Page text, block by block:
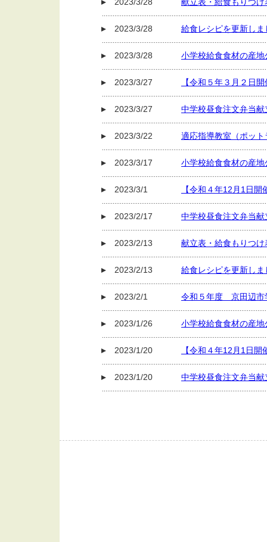
2023/3/28 献立表・給食もりつ
2023/3/28 給食レシピを更新しま
2023/3/28 小学校給食食材の産
2023/3/27 【令和５年３月２日
2023/3/27 中学校昼食注文弁当
2023/3/22 適応指導教室（ポッ
2023/3/17 小学校給食食材の産
2023/3/1 【令和４年12月1日
2023/2/17 中学校昼食注文弁当
2023/2/13 献立表・給食もりつ
2023/2/13 給食レシピを更新しま
2023/2/1 令和５年度 京田辺市
2023/1/26 小学校給食食材の産
2023/1/20 【令和４年12月1日
2023/1/20 中学校昼食注文弁当